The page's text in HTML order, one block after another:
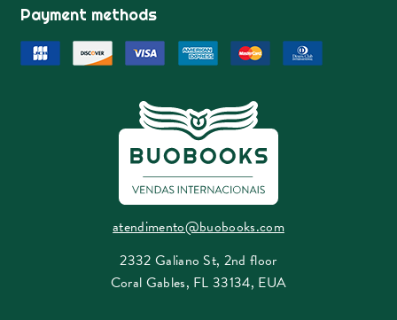
Payment methods
atendimento@buobooks.com
2332 Galiano St, 2nd floor
Coral Gables, FL 33134, EUA